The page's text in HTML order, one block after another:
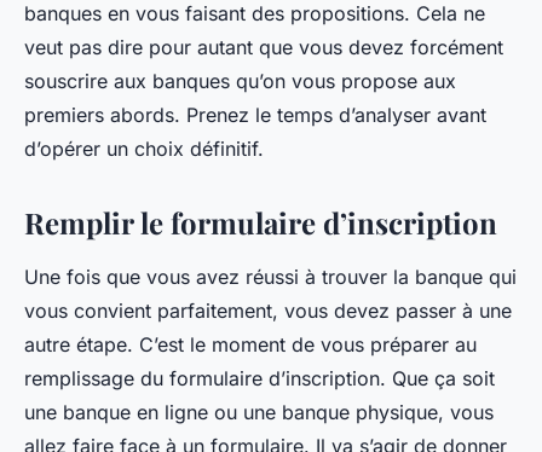
banques en vous faisant des propositions. Cela ne
veut pas dire pour autant que vous devez forcément
souscrire aux banques qu’on vous propose aux
premiers abords. Prenez le temps d’analyser avant
d’opérer un choix définitif.
Remplir le formulaire d’inscription
Une fois que vous avez réussi à trouver la banque qui
vous convient parfaitement, vous devez passer à une
autre étape. C’est le moment de vous préparer au
remplissage du formulaire d’inscription. Que ça soit
une banque en ligne ou une banque physique, vous
allez faire face à un formulaire. Il va s’agir de donner